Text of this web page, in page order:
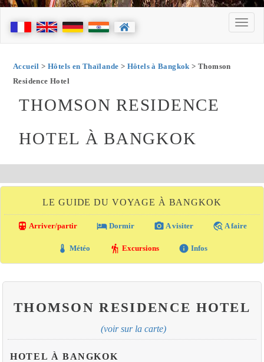
Accueil > Hôtels en Thaïlande > Hôtels à Bangkok > Thomson
Residence Hotel
THOMSON RESIDENCE
HOTEL À BANGKOK
LE GUIDE DU VOYAGE À BANGKOK
directions_transit Arriver/partir local_hotel Dormir photo_camera A visiter travel_explore A faire
thermostat Météo hiking Excursions info Infos
THOMSON RESIDENCE HOTEL
(voir sur la carte)
HOTEL À BANGKOK